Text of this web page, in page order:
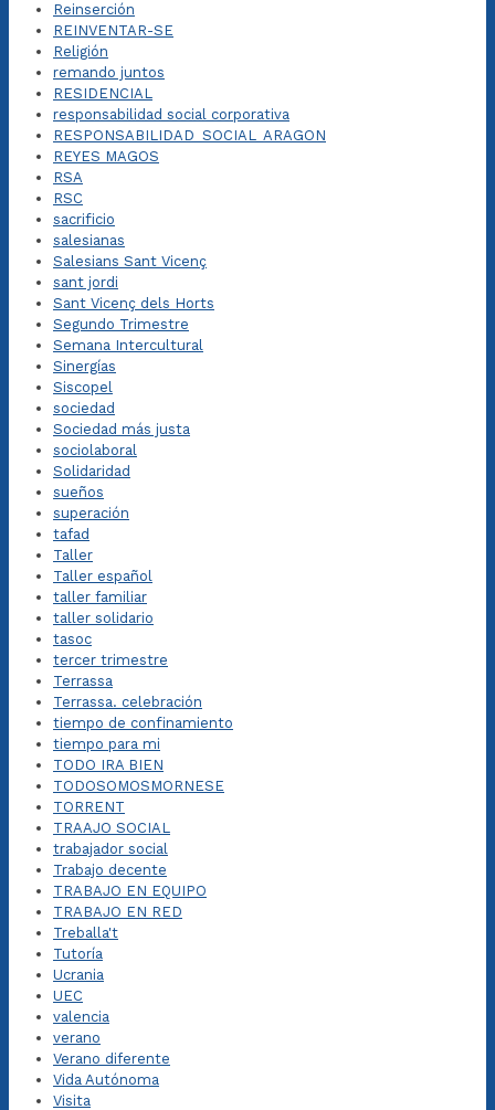
Reinserción
REINVENTAR-SE
Religión
remando juntos
RESIDENCIAL
responsabilidad social corporativa
RESPONSABILIDAD_SOCIAL_ARAGON
REYES MAGOS
RSA
RSC
sacrificio
salesianas
Salesians Sant Vicenç
sant jordi
Sant Vicenç dels Horts
Segundo Trimestre
Semana Intercultural
Sinergías
Siscopel
sociedad
Sociedad más justa
sociolaboral
Solidaridad
sueños
superación
tafad
Taller
Taller español
taller familiar
taller solidario
tasoc
tercer trimestre
Terrassa
Terrassa. celebración
tiempo de confinamiento
tiempo para mi
TODO IRA BIEN
TODOSOMOSMORNESE
TORRENT
TRAAJO SOCIAL
trabajador social
Trabajo decente
TRABAJO EN EQUIPO
TRABAJO EN RED
Treballa't
Tutoría
Ucrania
UEC
valencia
verano
Verano diferente
Vida Autónoma
Visita